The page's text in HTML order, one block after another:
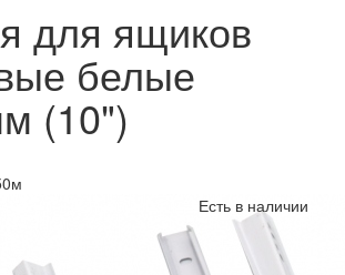
для ящиков
белые
(10")
Есть в наличии